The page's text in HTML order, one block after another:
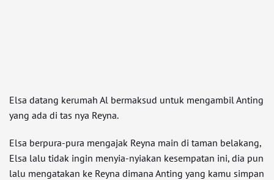
Elsa datang kerumah Al bermaksud untuk mengambil Anting
yang ada di tas nya Reyna.
Elsa berpura-pura mengajak Reyna main di taman belakang,
Elsa lalu tidak ingin menyia-nyiakan kesempatan ini, dia pun
lalu mengatakan ke Reyna dimana Anting yang kamu simpan